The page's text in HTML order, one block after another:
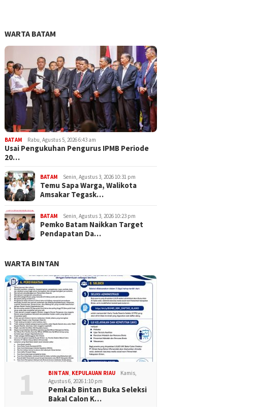
WARTA BATAM
BATAM Rabu, Agustus 5, 2026 6:43 am
Usai Pengukuhan Pengurus IPMB Periode
20…
BATAM Senin, Agustus 3, 2026 10:31 pm
Temu Sapa Warga, Walikota
Amsakar Tegask…
BATAM Senin, Agustus 3, 2026 10:23 pm
Pemko Batam Naikkan Target
Pendapatan Da…
WARTA BINTAN
1 BINTAN KEPULAUAN RIAU
Kamis,
Agustus 6, 2026 1:10 pm
Pemkab Bintan Buka Seleksi
Bakal Calon K…